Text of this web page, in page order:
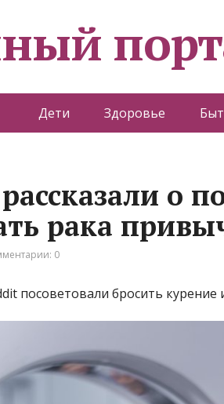
Дети Здоровье Быт
о
рака
0
посоветовали бросить курение